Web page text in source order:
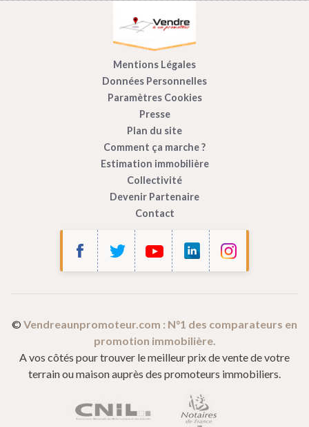
Bonjour c'est nous...
les Cookies !
internet.
Ces cookies sont partagés avec Google (Google Analytics).
Vous pouvez les accepter ou les refuser, et modifier vos choix à tout
moment en cliquant sur Paramétrage des cookiesdans le pied de
Pour modifier vos préférences par la suite, cliquez sur le lien
'Préférences de cookies' situé dans le pied de page.
Mentions Légales
Données Personnelles
Paramètres Cookies
Presse
Plan du site
Comment ça marche ?
Estimation immobilière
Collectivité
Devenir Partenaire
Contact
© Vendreaunpromoteur.com : N°1 des comparateurs en
promotion immobilière.
A vos côtés pour trouver le meilleur prix de vente de votre
terrain ou maison auprès des promoteurs immobiliers.